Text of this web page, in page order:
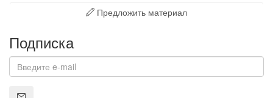
Предложить материал
Подписка